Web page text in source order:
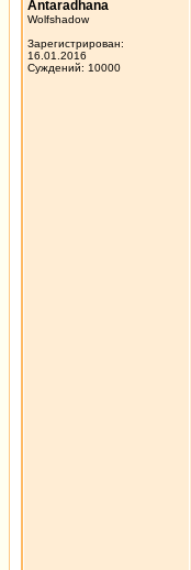
Antaradhana
Wolfshadow
Зарегистрирован:
16.01.2016
Суждений: 10000